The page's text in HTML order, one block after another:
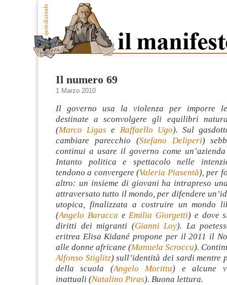
Il numero 69
1 Marzo 2010
Il governo usa la violenza per imporre
destinate a sconvolgere gli equilibri
(Marco Ligas e Raffaello Ugo). Sul
cambiare parecchio (Stefano Deliperi)
continui a usare il governo come
Intanto politica e spettacolo nelle
tendono a convergere (Valeria Piasentà), per
altro: un insieme di giovani ha intrapreso
attraversato tutto il mondo, per difendere
utopica, finalizzata a costruire un mondo
(Angelo Baracca eEmilia Giorgetti) e dove
diritti dei migranti (Gianni Loy). La
eritrea Elisa Kidané propone per il 2011 il
alle donne africane (Manuela Scroccu).
Alfonso Stiglitz) sull’identità dei sardi mentre
della scuola (Angelo Morittu) e alcune
inattuali (Natalino Piras). Buona lettura.